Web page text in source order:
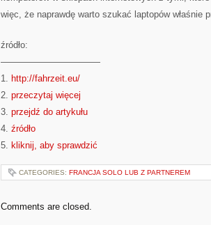
więc, że naprawdę warto szukać laptopów właśnie
źródło:
———————————
1. http://fahrzeit.eu/
2. przeczytaj więcej
3. przejdź do artykułu
4. źródło
5. kliknij, aby sprawdzić
CATEGORIES: FRANCJA SOLO LUB Z PARTNEREM
Comments are closed.